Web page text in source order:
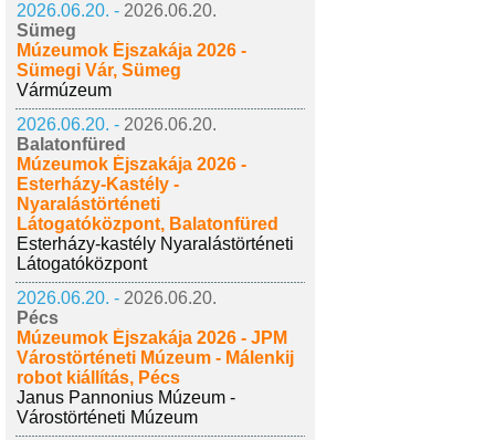
2026.06.20. - 2026.06.20.
Sümeg
Múzeumok Éjszakája 2026 -
Sümegi Vár, Sümeg
Vármúzeum
2026.06.20. - 2026.06.20.
Balatonfüred
Múzeumok Éjszakája 2026 -
Esterházy-Kastély -
Nyaralástörténeti
Látogatóközpont, Balatonfüred
Esterházy-kastély Nyaralástörténeti
Látogatóközpont
2026.06.20. - 2026.06.20.
Pécs
Múzeumok Éjszakája 2026 - JPM
Várostörténeti Múzeum - Málenkij
robot kiállítás, Pécs
Janus Pannonius Múzeum -
Várostörténeti Múzeum